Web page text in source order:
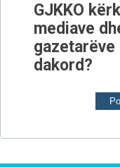
GJKKO
mediave
gazetarëve
dakord?
Po